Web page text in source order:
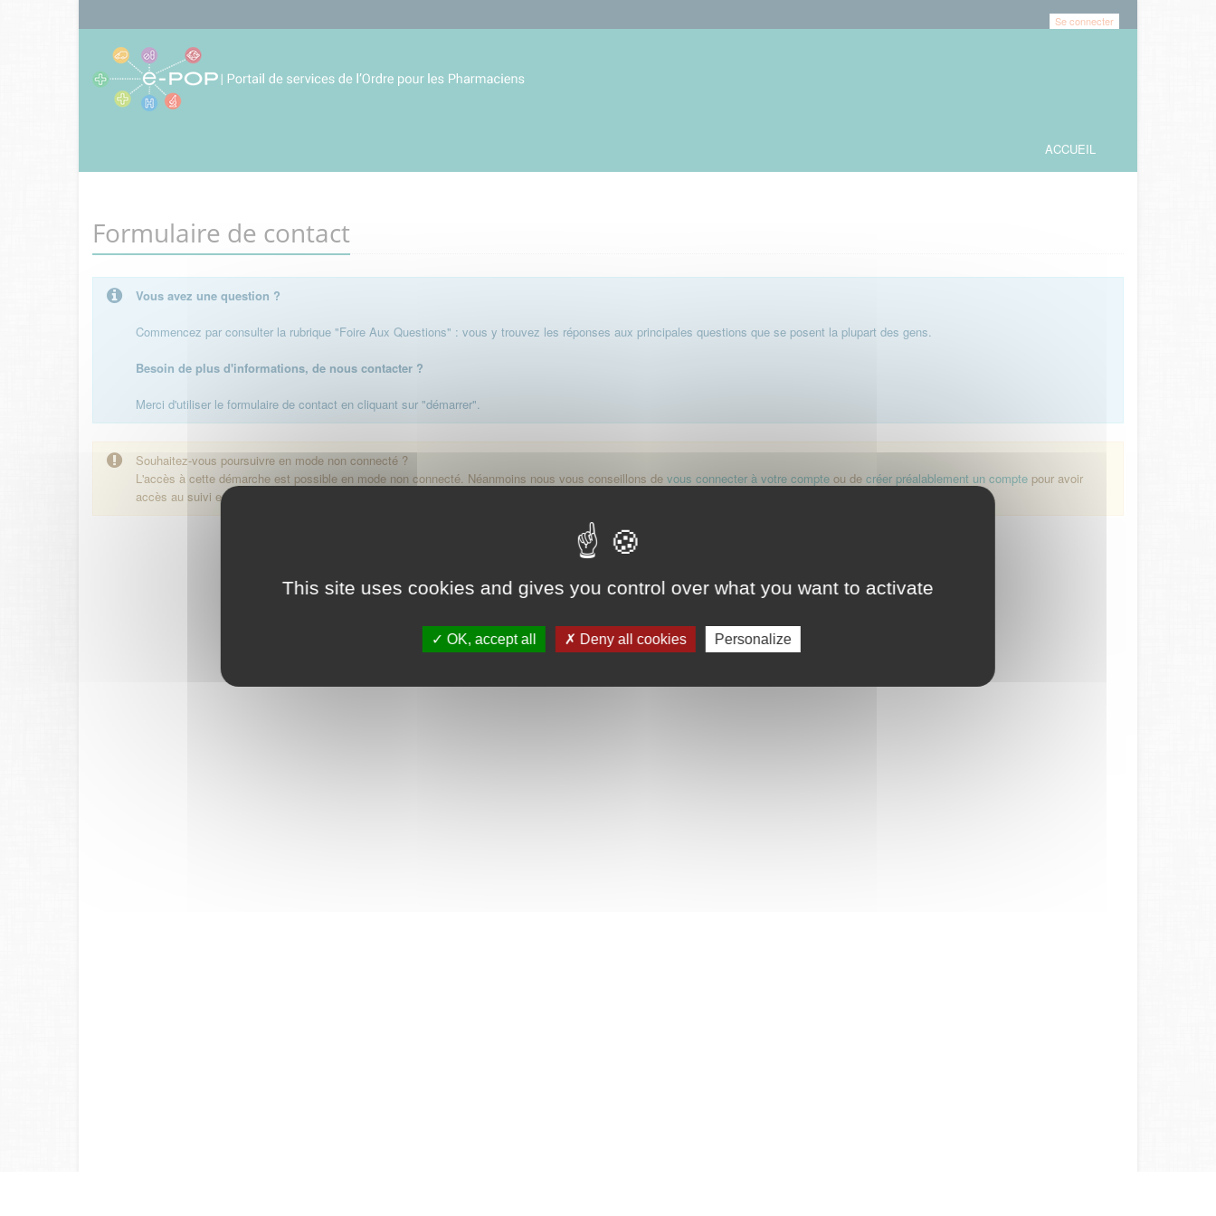
This site uses cookies and gives you control over what you want to activate
OK, accept all Deny all cookies Personalize
Se connecter
ACCUEIL
Formulaire de contact
Vous avez une question ?
Commencez par consulter la rubrique "Foire Aux Questions" : vous y trouvez les réponses aux principales questions que se posent la plupart des gens.
Besoin de plus d'informations, de nous contacter ?
Merci d'utiliser le formulaire de contact en cliquant sur "démarrer".
Souhaitez-vous poursuivre en mode non connecté ?
L'accès à cette démarche est possible en mode non connecté. Néanmoins nous vous conseillons de vous connecter à votre compte ou de créer préalablement un compte pour avoir
accès au suivi en ligne de la démarche.
Démarrer